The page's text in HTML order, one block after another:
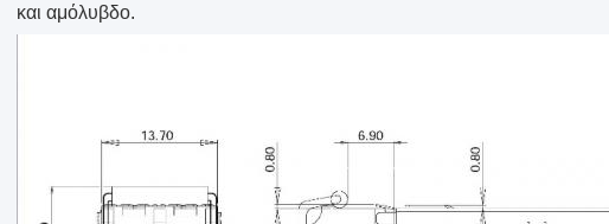
και αμόλυβδο.